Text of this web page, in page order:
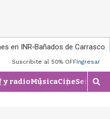
en INR Bañados de Carrasco
Suscribite al 50% OFFIngresar
y radioMúsicaCineSeries
M
o